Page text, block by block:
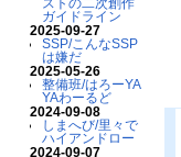
ストの二次創作
ガイドライン
2025-09-27
SSP/こんなSSP
は嫌だ
2025-05-26
整備班/はろーYA
YAわーるど
2024-09-08
しまへび/里々で
ハイアンドロー
2024-09-07